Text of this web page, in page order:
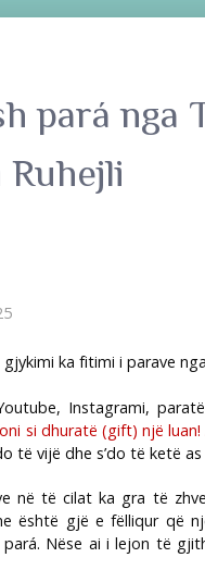
pará nga
ka fitimi i parave
Instagrami,
si dhuratë (gift) një
të vijë dhe s’do të ketë
në të cilat ka gra të
është gjë e fëlliqur që
á. Nëse ai i lejon të